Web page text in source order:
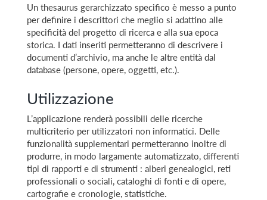
Un thesaurus gerarchizzato specifico è messo a punto
per definire i descrittori che meglio si adattino alle
specificità del progetto di ricerca e alla sua epoca
storica. I dati inseriti permetteranno di descrivere i
documenti d’archivio, ma anche le altre entità dal
database (persone, opere, oggetti, etc.).
Utilizzazione
L’applicazione renderà possibili delle ricerche
multicriterio per utilizzatori non informatici. Delle
funzionalità supplementari permetteranno inoltre di
produrre, in modo largamente automatizzato, differenti
tipi di rapporti e di strumenti : alberi genealogici, reti
professionali o sociali, cataloghi di fonti e di opere,
cartografie e cronologie, statistiche.